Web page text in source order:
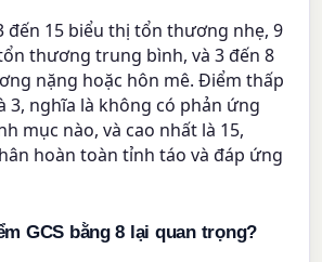
đến 15 biểu thị tổn thương nhẹ, 9
thương trung bình, và 3 đến 8
nặng hoặc hôn mê. Điểm thấp
3, nghĩa là không có phản ứng
mục nào, và cao nhất là 15,
hoàn toàn tỉnh táo và đáp ứng
GCS bằng 8 lại quan trọng?